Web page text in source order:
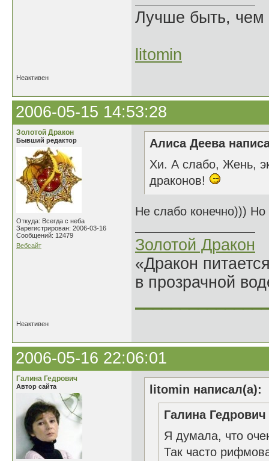
Лучше быть, чем
litomin
Неактивен
2006-05-15 14:53:28
Золотой Дракон
Бывший редактор
Откуда: Всегда с неба
Зарегистрирован: 2006-03-16
Сообщений: 12479
Вебсайт
Алиса Деева
Хи. А слабо, Жень,
драконов!
Не слабо конечно)))
Золотой Дракон
«Дракон
в прозрачной
Неактивен
2006-05-16 22:06:01
Галина Гедрович
Автор сайта
litomin написал(а):
Галина
Я думала, что
Так часто